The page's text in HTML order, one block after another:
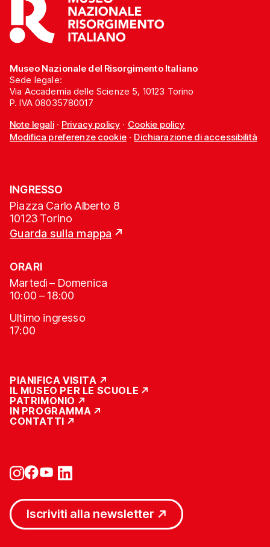
Museo Nazionale del Risorgimento Italiano
Sede legale:
Via Accademia delle Scienze 5, 10123 Torino
P. IVA 08035780017
Note legali· Privacy policy · Cookie policy
Modifica preferenze cookie· Dichiarazione di accessibilità
INGRESSO
Piazza Carlo Alberto 8
10123 Torino
Guarda sulla mappa
ORARI
Martedì – Domenica
10:00 – 18:00
Ultimo ingresso
17:00
PIANIFICA VISITA
IL MUSEO PER LE SCUOLE
PATRIMONIO
IN PROGRAMMA
CONTATTI
Iscriviti alla newsletter